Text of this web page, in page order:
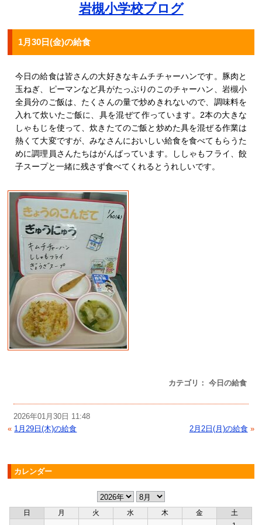
岩槻小学校ブログ
1月30日(金)の給食
カテゴリ： 今日の給食
今日の給食は皆さんの大好きなキムチチャーハンです。豚肉と
玉ねぎ、ピーマンなど具がたっぷりのこのチャーハン、岩槻小
全員分のご飯は、たくさんの量で炒めきれないので、調味料を
入れて炊いたご飯に、具を混ぜて作っています。2本の大きな
しゃもじを使って、炊きたてのご飯と炒めた具を混ぜる作業は
熱くて大変ですが、みなさんにおいしい給食を食べてもらうた
めに調理員さんたちはがんばっています。ししゃもフライ、餃
子スープと一緒に残さず食べてくれるとうれしいです。
2026年01月30日 11:48
« 1月29日(木)の給食 2月2日(月)の給食 »
カレンダー
日 月 火 水 木 金
土